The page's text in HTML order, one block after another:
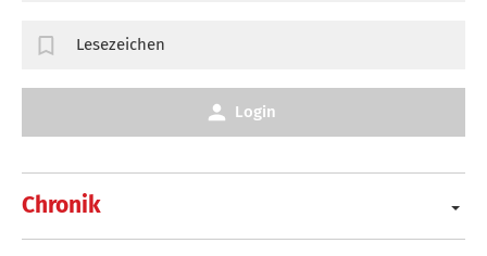
Chronik
Lesezeichen
Login